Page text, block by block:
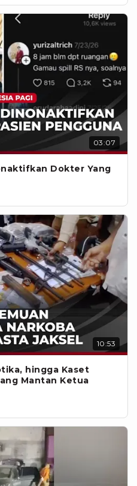
03:07
Dokter Yang
10:53
hingga Kaset
Mantan Ketua